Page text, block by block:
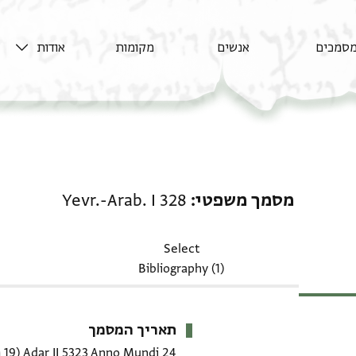
מסמכים אנשים מקומות אודות
מסמך משפטי Yevr.-Arab. I 328
Select
Bibliography (1)
תאריך המסמך